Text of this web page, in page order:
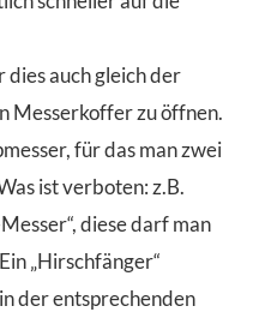
auch gleich der
Messerkoffer zu öffnen.
für das man zwei
ist verboten: z.B.
diese darf man
„Hirschfänger“
der entsprechenden